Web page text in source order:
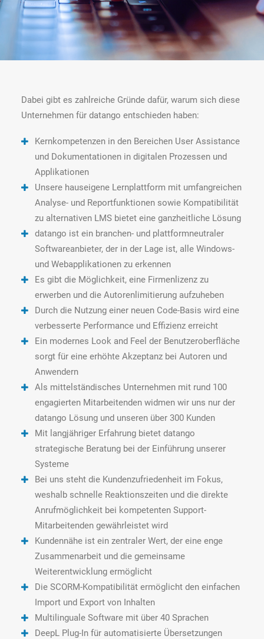
Dabei gibt es zahlreiche Gründe dafür, warum sich diese
Unternehmen für datango entschieden haben:
Kernkompetenzen in den Bereichen User Assistance
und Dokumentationen in digitalen Prozessen und
Applikationen
Unsere hauseigene Lernplattform mit umfangreichen
Analyse- und Reportfunktionen sowie Kompatibilität
zu alternativen LMS bietet eine ganzheitliche Lösung
datango ist ein branchen- und plattformneutraler
Softwareanbieter, der in der Lage ist, alle Windows-
und Webapplikationen zu erkennen
Es gibt die Möglichkeit, eine Firmenlizenz zu
erwerben und die Autorenlimitierung aufzuheben
Durch die Nutzung einer neuen Code-Basis wird eine
verbesserte Performance und Effizienz erreicht
Ein modernes Look and Feel der Benutzeroberfläche
sorgt für eine erhöhte Akzeptanz bei Autoren und
Anwendern
Als mittelständisches Unternehmen mit rund 100
engagierten Mitarbeitenden widmen wir uns nur der
datango Lösung und unseren über 300 Kunden
Mit langjähriger Erfahrung bietet datango
strategische Beratung bei der Einführung unserer
Systeme
Bei uns steht die Kundenzufriedenheit im Fokus,
weshalb schnelle Reaktionszeiten und die direkte
Anrufmöglichkeit bei kompetenten Support-
Mitarbeitenden gewährleistet wird
Kundennähe ist ein zentraler Wert, der eine enge
Zusammenarbeit und die gemeinsame
Weiterentwicklung ermöglicht
Die SCORM-Kompatibilität ermöglicht den einfachen
Import und Export von Inhalten
Multilinguale Software mit über 40 Sprachen
DeepL Plug-In für automatisierte Übersetzungen